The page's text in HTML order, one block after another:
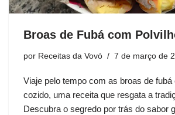
Broas de Fubá com
por Receitas da Vovó 7 de março de
Viaje pelo tempo com as broas de fubá
cozido, uma receita que resgata a
Descubra o segredo por trás do sabor